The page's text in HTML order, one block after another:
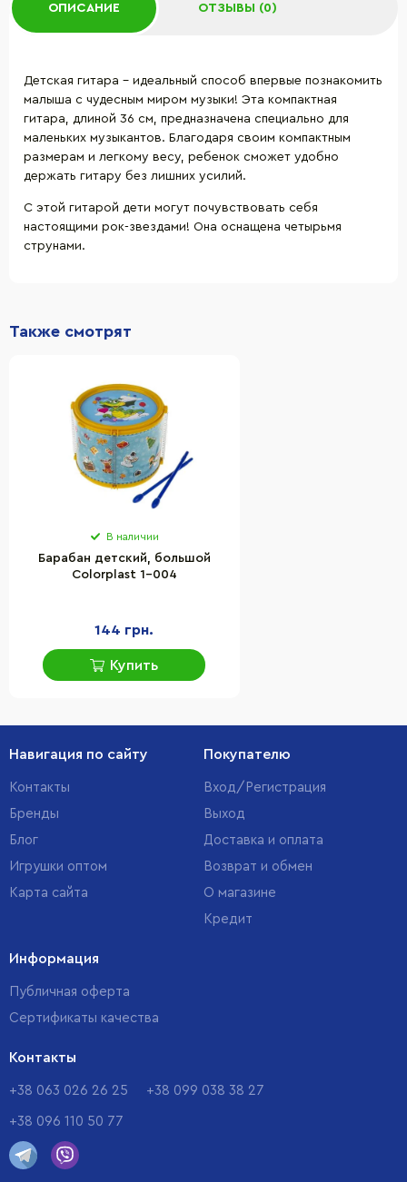
ОПИСАНИЕ ОТЗЫВЫ (0)
Детская гитара – идеальный способ впервые познакомить
малыша с чудесным миром музыки! Эта компактная
гитара, длиной 36 см, предназначена специально для
маленьких музыкантов. Благодаря своим компактным
размерам и легкому весу, ребенок сможет удобно
держать гитару без лишних усилий.
С этой гитарой дети могут почувствовать себя
настоящими рок-звездами! Она оснащена четырьмя
струнами.
Также смотрят
В наличии
Барабан детский, большой
Colorplast 1-004
144 грн.
Купить
Навигация по сайту
Контакты
Бренды
Блог
Игрушки оптом
Карта сайта
Покупателю
Вход/Регистрация
Выход
Доставка и оплата
Возврат и обмен
О магазине
Кредит
Информация
Публичная оферта
Сертификаты качества
Контакты
+38 063 026 26 25 +38 099 038 38 27
+38 096 110 50 77